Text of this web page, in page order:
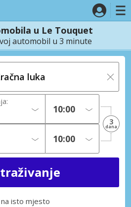
u Le Touquet
automobil u 3 minute
3
dana
isto mjesto